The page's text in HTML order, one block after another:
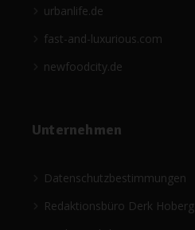
urbanlife.de
fast-and-luxurious.com
newfoodcity.de
Unternehmen
Datenschutzbestimmungen
Redaktionsbüro Derk Hoberg